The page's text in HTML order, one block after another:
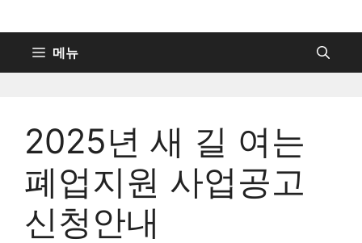
텐
로
메뉴
2025년 새 길 여는
폐업지원 사업공고
신청안내